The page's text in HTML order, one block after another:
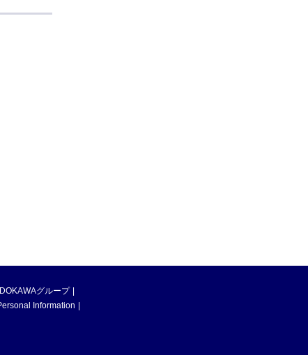
グループ
Information